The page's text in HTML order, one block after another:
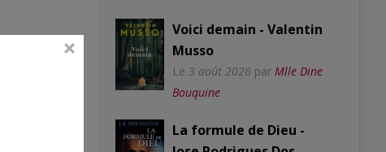
Voici demain - Valentin
Musso
Le 3 août 2026 par Mlle Dine
Bouquine
La formule de Dieu -